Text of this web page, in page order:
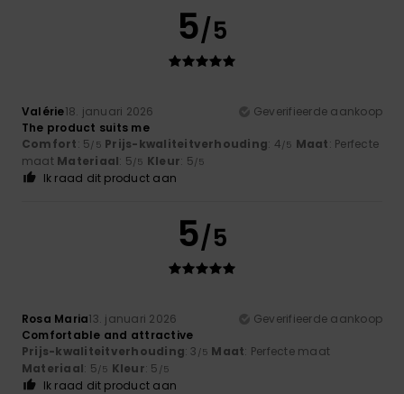
5/5
Valérie18. januari 2026
Geverifieerde aankoop
The product suits me
Comfort: 5/5 Prijs-kwaliteitverhouding: 4/5 Maat: Perfecte
maat Materiaal: 5/5 Kleur: 5/5
Ik raad dit product aan
5/5
Rosa Maria13. januari 2026
Geverifieerde aankoop
Comfortable and attractive
Prijs-kwaliteitverhouding: 3 /5 Maat: Perfecte maat
Materiaal: 5/5 Kleur: 5 /5
Ik raad dit product aan